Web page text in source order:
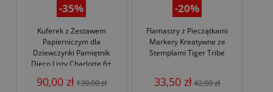
-35%
Kuferek z Zestawem
Papierniczym dla
Dziewczynki Pamiętnik
Djeco Listy Charlotte 6+
90,00 zł139,00 zł
-20%
Flamastry z Pieczątkami
Markery Kreatywne ze
Stemplami Tiger Tribe
33,50 zł42,00 zł